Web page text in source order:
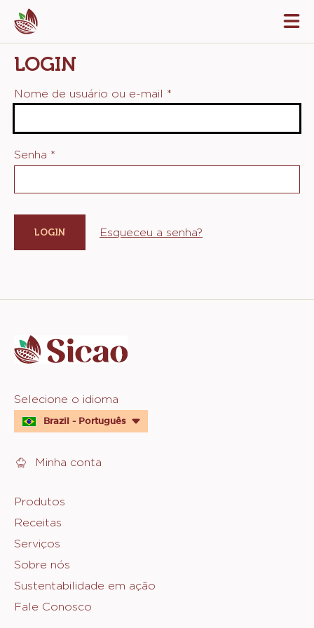
Skip
to
main
content
LOGIN
Nome de usuário ou e-mail *
Senha *
Esqueceu a senha?
info
Website
quick
links
Selecione o idioma
Brazil - Português
Minha conta
Footer
Sicao
Produtos
Receitas
Serviços
Sobre nós
Sustentabilidade em ação
Fale Conosco